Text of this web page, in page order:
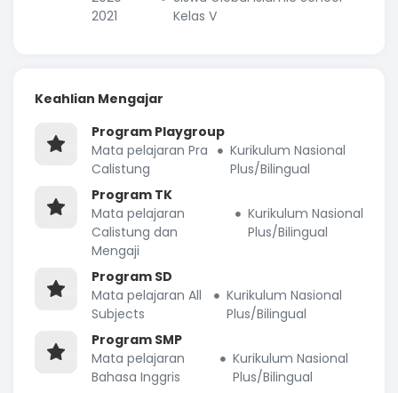
2021
Kelas V
Keahlian Mengajar
Program Playgroup
Mata pelajaran Pra
Calistung
Kurikulum Nasional
Plus/Bilingual
Program TK
Mata pelajaran
Calistung dan
Mengaji
Kurikulum Nasional
Plus/Bilingual
Program SD
Mata pelajaran All
Subjects
Kurikulum Nasional
Plus/Bilingual
Program SMP
Mata pelajaran
Bahasa Inggris
Kurikulum Nasional
Plus/Bilingual